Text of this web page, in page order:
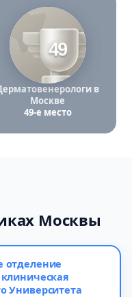
49
в
Москве
49-е место
Москвы
отделение
Университета